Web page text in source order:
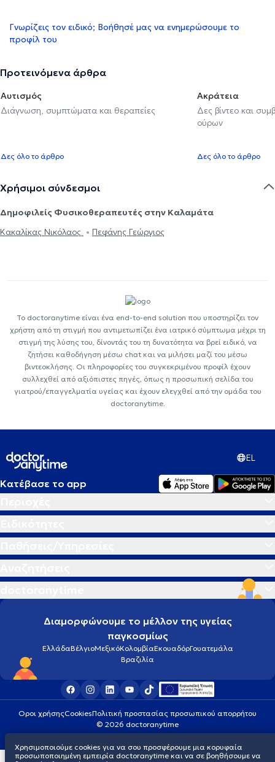
Γνωρίζεις τον ειδικό; Βοήθησέ μας να ενημερώσουμε το
προφίλ του
Προτεινόμενα άρθρα
Αυτισμός
Διάγνωση, συμπτώματα και θεραπείες
Δες όλο το άρθρο
Ακράτεια
Δες βίντεο και
ούρων
Δες όλο το άρθρο
Χρήσιμοι σύνδεσμοι
Δημοφιλείς Φυσικοθεραπευτές στην Καλαμάτα
Κακαλίκας Νικόλαος
Πεφάνης Γεώργιος
Το doctoranytime είναι ένα end-to-end solution που υποστηρίζει τον
χρήστη από τη στιγμή που αντιμετωπίζει ένα ιατρικό σύμπτωμα μέχρι τη
στιγμή της λύσης του, δίνοντάς του τη δυνατότητα να βρεί ειδικό, να
ζητήσει καθοδήγηση μέσω chat και να μιλήσει μαζί του μέσω
βιντεοκλήσης. Οι πληροφορίες του συγκεκριμένου προφίλ έχουν
συλλεχθεί από αξιόπιστες πηγές, όπως η προσωπική σελίδα του
γιατρού/επαγγελματία υγείας και έχουν ελεγχθεί από την ομάδα του
doctoranytime.
EL
Κατέβασε το app
Διαμορφώνουμε το μέλλον της υγείας
παγκοσμίως
ΕλλάδαΒέλγιοΜεξικόΚολομβίαΕκουαδόρΓουατεμάλα
Βραζιλία
Οροι χρήσηςCookiesΠολιτική προστασίας προσωπικού απορρήτου
© 2026 doctoranytime
Χρησιμοποιούμε cookies για να σου προσφέρουμε μια κορυφαία
προσωποποιημένη εμπειρία doctoranytime και να σε βοηθήσουμε να